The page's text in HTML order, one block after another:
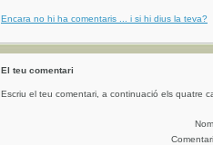
Encara no hi ha comentaris ... i si hi dius la teva?
El teu comentari
Escriu el teu comentari, a continuació els quatre
Nom
Comentari